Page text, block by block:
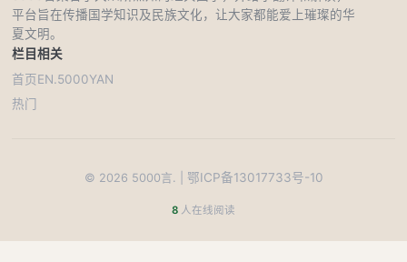
平台旨在传播国学知识及民族文化，让大家都能爱上璀璨的华
夏文明。
栏目
首页
热门
相关
EN.5000YAN
© 2026 5000言. | 鄂ICP备13017733号-10
8 人在线阅读